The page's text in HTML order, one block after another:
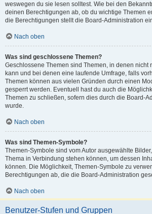
weswegen du sie lesen solltest. Wie bei den
deinen Berechtigungen ab, ob du wichtige Themen
die Berechtigungen stellt die Board-Administration
Nach oben
Was sind geschlossene Themen?
Geschlossene Themen sind Themen, in denen nicht
kann und bei denen eine laufende Umfrage, falls
Themen können aus vielen Gründen durch einen
gesperrt werden. Eventuell hast du auch die
Themen zu schließen, sofern dies durch die Board-
wurde.
Nach oben
Was sind Themen-Symbole?
Themen-Symbole sind vom Autor ausgewählte
Thema in Verbindung stehen können, um dessen
können. Die Möglichkeit, Themen-Symbole zu
Berechtigungen ab, die die Board-Administration
Nach oben
Benutzer-Stufen und Gruppen